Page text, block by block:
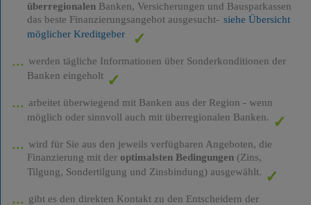
überregionalenBanken, Versicherungen und Bausparkassen
das beste Finanzierungsangebot ausgesucht- siehe Übersicht
möglicher Kreditgeber
werden tägliche Informationen über Sonderkonditionen der
Banken eingeholt
arbeitet überwiegend mit Banken aus der Region - wenn
möglich oder sinnvoll auch mit überregionalen Banken.
wird für Sie aus den jeweils verfügbaren Angeboten, die
Finanzierung mit der optimalsten Bedingungen(Zins,
Tilgung, Sondertilgung und Zinsbindung) ausgewählt.
gibt es den direkten Kontakt zu den Entscheidern der